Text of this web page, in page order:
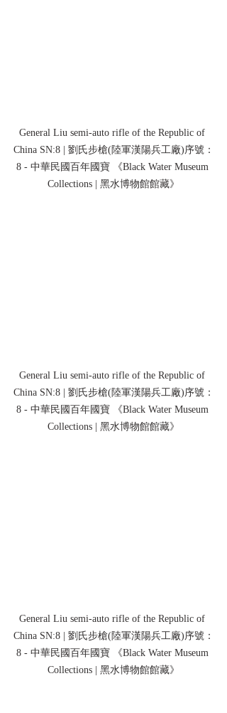
General Liu semi-auto rifle of the Republic of
China SN:8 | 劉氏步槍(陸軍漢陽兵工廠)序號：
8 - 中華民國百年國寶 《Black Water Museum
Collections | 黑水博物館館藏》
General Liu semi-auto rifle of the Republic of
China SN:8 | 劉氏步槍(陸軍漢陽兵工廠)序號：
8 - 中華民國百年國寶 《Black Water Museum
Collections | 黑水博物館館藏》
General Liu semi-auto rifle of the Republic of
China SN:8 | 劉氏步槍(陸軍漢陽兵工廠)序號：
8 - 中華民國百年國寶 《Black Water Museum
Collections | 黑水博物館館藏》